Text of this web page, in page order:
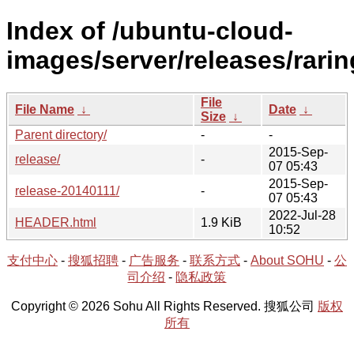
Index of /ubuntu-cloud-
images/server/releases/
File Name ↓
File
Size ↓
Date ↓
Parent directory/
-
-
release/
-
2015-Sep-
07 05:43
release-20140111/
-
2015-Sep-
07 05:43
HEADER.html
1.9 KiB
2022-Jul-28
10:52
支付中心 - 搜狐招聘 - 广告服务 - 联系方式 - About SOHU - 公
司介绍 - 隐私政策
Copyright © 2026 Sohu All Rights Reserved. 搜狐公司 版权
所有